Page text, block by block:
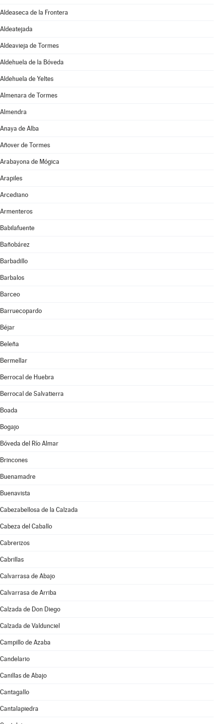
Aldeaseca de la Frontera
Aldeatejada
Aldeavieja de Tormes
Aldehuela de la Bóveda
Aldehuela de Yeltes
Almenara de Tormes
Almendra
Anaya de Alba
Añover de Tormes
Arabayona de Mógica
Arapiles
Arcediano
Armenteros
Babilafuente
Bañobárez
Barbadillo
Barbalos
Barceo
Barruecopardo
Béjar
Beleña
Bermellar
Berrocal de Huebra
Berrocal de Salvatierra
Boada
Bogajo
Bóveda del Río Almar
Brincones
Buenamadre
Buenavista
Cabezabellosa de la Calzada
Cabeza del Caballo
Cabrerizos
Cabrillas
Calvarrasa de Abajo
Calvarrasa de Arriba
Calzada de Don Diego
Calzada de Valdunciel
Campillo de Azaba
Candelario
Canillas de Abajo
Cantagallo
Cantalapiedra